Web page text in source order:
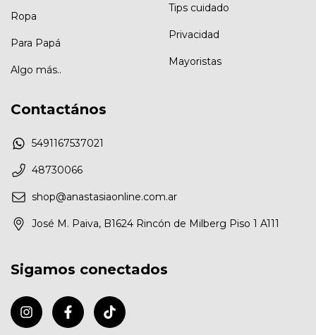
Ropa
Para Papá
Algo más..
Tips cuidado
Privacidad
Mayoristas
Contactános
5491167537021
48730066
shop@anastasiaonline.com.ar
José M. Paiva, B1624 Rincón de Milberg Piso 1 A111
Sigamos conectados